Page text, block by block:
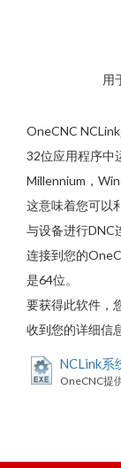
用
OneCNC
32位应用程序中
Millennium，
这意味着您可以
与设备进行DNC
连接到您的
是64位。
要获得此软件，
收到您的详细信
NCLink系
OneCNC提